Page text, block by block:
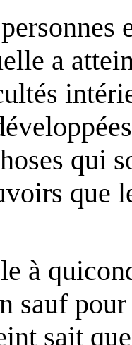
a
qui
que
à
sauf
sait